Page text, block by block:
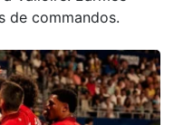
de commandos.